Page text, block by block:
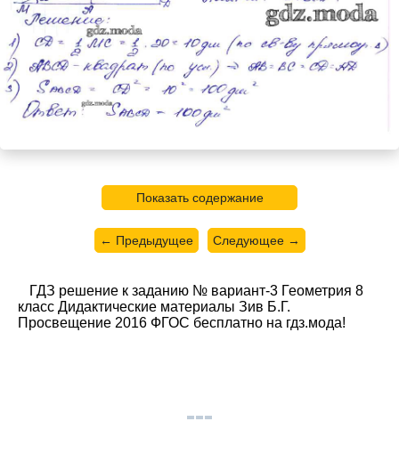
Показать содержание
← Предыдущее Следующее →
ГДЗ решение к заданию № вариант-3 Геометрия 8
класс Дидактические материалы Зив Б.Г.
Просвещение 2016 ФГОС бесплатно на гдз.мода!